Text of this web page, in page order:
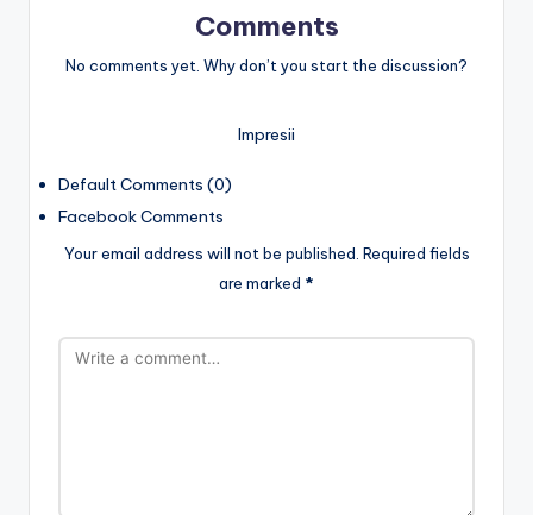
Comments
No comments yet. Why don’t you start the discussion?
Impresii
Default Comments (0)
Facebook Comments
Your email address will not be published. Required fields
are marked *